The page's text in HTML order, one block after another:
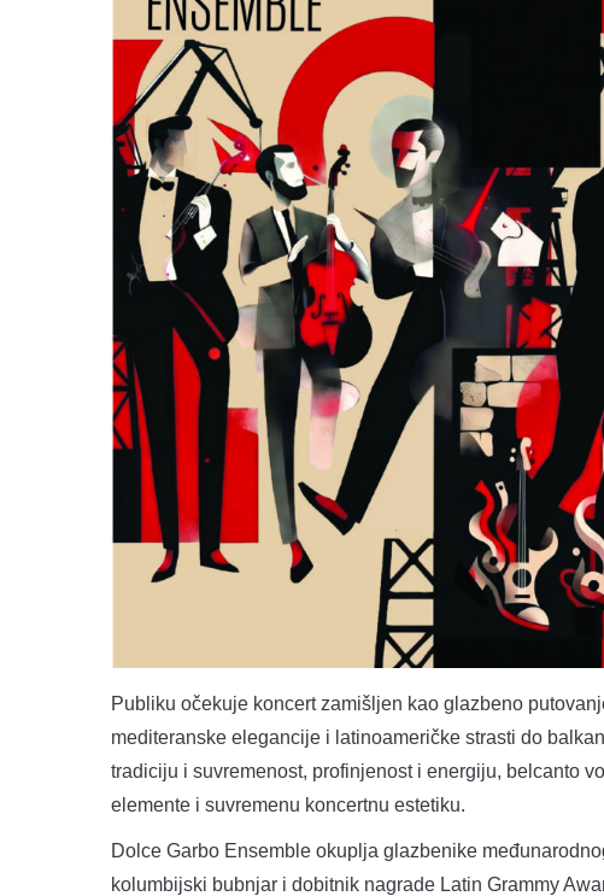
Publiku očekuje koncert zamišljen kao glazbeno
mediteranske elegancije i latinoameričke strasti do
tradiciju i suvremenost, profinjenost i energiju, belcanto
elemente i suvremenu koncertnu estetiku.
Dolce Garbo Ensemble okuplja glazbenike
kolumbijski bubnjar i dobitnik nagrade Latin Grammy